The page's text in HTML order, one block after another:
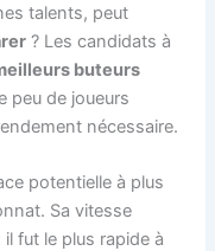
talents, peut
? Les candidats à
buteurs
peu de joueurs
nécessaire.
potentielle à plus
Sa vitesse
fut le plus rapide à